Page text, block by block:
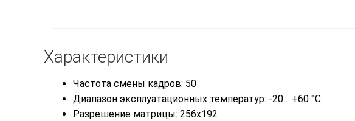
Характеристики
Частота смены кадров: 50
Диапазон эксплуатационных температур: -20 …+60 °С
Разрешение матрицы: 256х192